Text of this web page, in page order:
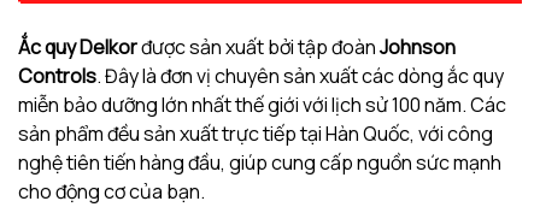
Ắc quy Delkorđược sản xuất bởi tập đoànJohnson
Controls. Đây là đơn vị chuyên sản xuất các dòng ắc quy
miễn bảo dưỡng lớn nhất thế giới với lịch sử 100 năm. Các
sản phẩm đều sản xuất trực tiếp tại Hàn Quốc, với công
nghệ tiên tiến hàng đầu, giúp cung cấp nguồn sức mạnh
cho động cơ của bạn.